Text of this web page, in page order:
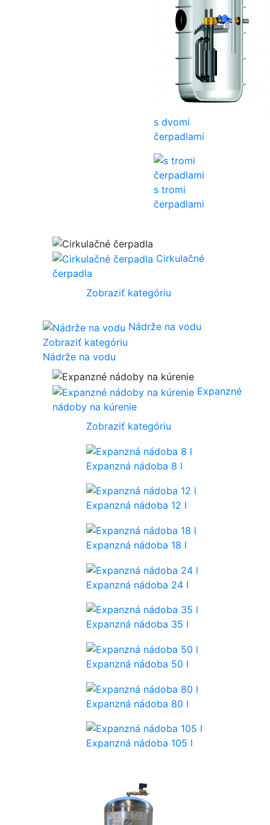
s dvomi
čerpadlami
s tromi
čerpadlami
Cirkulačné
čerpadla
Zobraziť kategóriu
Nádrže na vodu
Zobraziť kategóriu
Nádrže na vodu
Expanzné
nádoby na kúrenie
Zobraziť kategóriu
Expanzná nádoba 8 l
Expanzná nádoba 12 l
Expanzná nádoba 18 l
Expanzná nádoba 24 l
Expanzná nádoba 35 l
Expanzná nádoba 50 l
Expanzná nádoba 80 l
Expanzná nádoba 105 l